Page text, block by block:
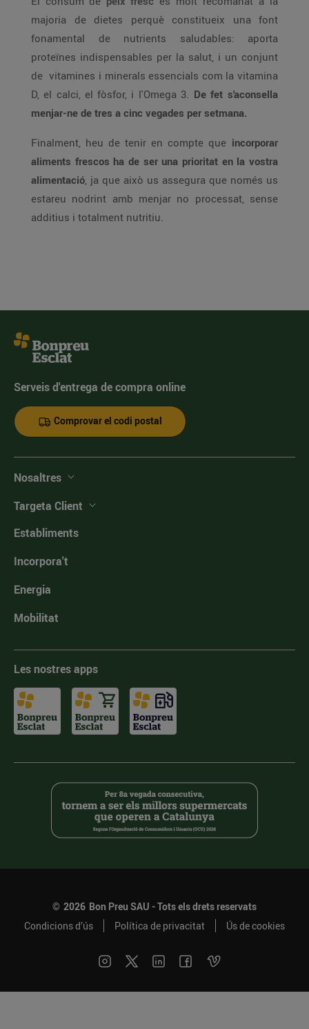
majoria de dietes perquè constitueix una font
fonamental de nutrients saludables: aporta
proteïnes indispensables per la salut, i un conjunt
de vitamines i minerals essencials com la vitamina
D, el calci, el fòsfor, i l'Omega 3. De fet s'aconsella
menjar-ne de tres a cinc vegades per setmana.
Finalment, heu de tenir en compte que incorporar
aliments frescos ha de ser una prioritat en la vostra
alimentació, ja que això us assegura que només us
estareu nodrint amb menjar no processat, sense
additius i totalment nutritiu.
Serveis d'entrega de compra online
Comprovar el codi postal
Nosaltres
Targeta Client
Establiments
Incorpora't
Energia
Mobilitat
Les nostres apps
© 2026 Bon Preu SAU - Tots els drets reservats
Condicions d’ús
Política de privacitat Ús de cookies